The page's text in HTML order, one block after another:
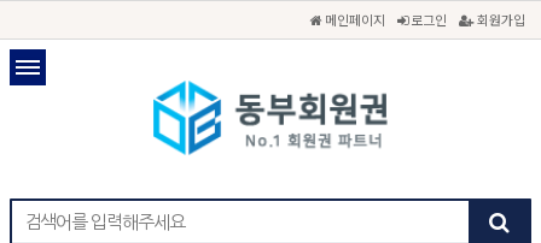
메인페이지 로그인 회원가입